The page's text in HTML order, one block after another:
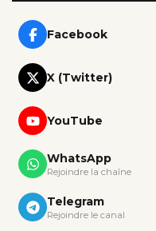
Facebook
X (Twitter)
YouTube
WhatsApp
Rejoindre la chaîne
Telegram
Rejoindre le canal